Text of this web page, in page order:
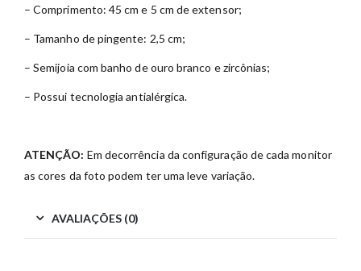
– Comprimento: 45 cm e 5 cm de extensor;
– Tamanho de pingente: 2,5 cm;
– Semijoia com banho de ouro branco e zircônias;
– Possui tecnologia antialérgica.
ATENÇÃO: Em decorrência da configuração de cada monitor
as cores da foto podem ter uma leve variação.
AVALIAÇÕES (0)